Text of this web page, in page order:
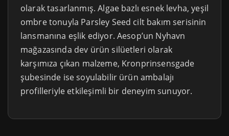
olarak tasarlanmış. Algae bazlı esnek levha, yeşil
ombre tonuyla Parsley Seed cilt bakım serisinin
lansmanına eşlik ediyor. Aesop’un Nyhavn
mağazasında dev ürün silüetleri olarak
karşımıza çıkan malzeme, Kronprinsensgade
şubesinde ise soyulabilir ürün ambalajı
profilleriyle etkileşimli bir deneyim sunuyor.